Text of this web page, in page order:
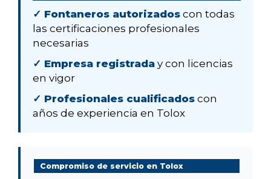
✓ Fontaneros autorizados con todas
las certificaciones profesionales
necesarias
✓ Empresa registrada y con licencias
en vigor
✓ Profesionales cualificados con
años de experiencia en Tolox
Compromiso de servicio en Tolox